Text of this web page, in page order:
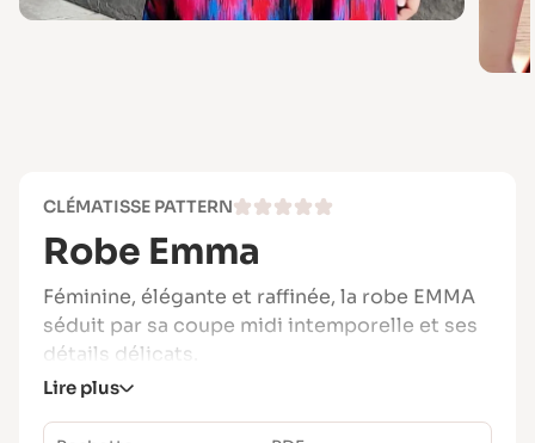
CLÉMATISSE PATTERN
Robe Emma
Féminine, élégante et raffinée, la robe EMMA
séduit par sa coupe midi intemporelle et ses
détails délicats.
Son petit col volanté, sa boutonnière à brides
et sa taille ceinturée créent une silhouette
Lire plus